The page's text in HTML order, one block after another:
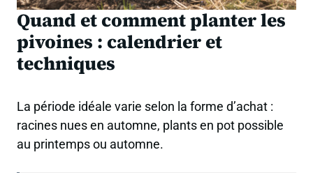
Quand et comment planter les
pivoines : calendrier et
techniques
La période idéale varie selon la forme d’achat :
racines nues en automne, plants en pot possible
au printemps ou automne.